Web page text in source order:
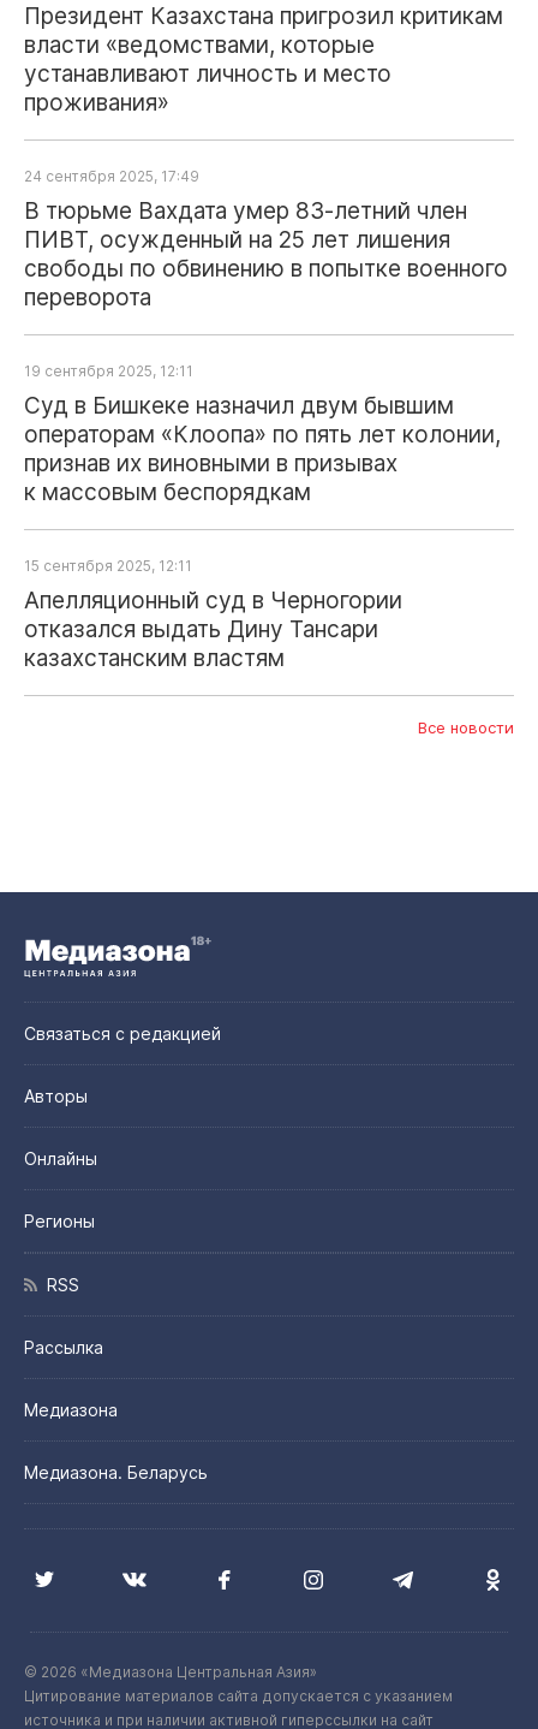
Президент Казахстана пригрозил критикам
власти «ведомствами, которые
устанавливают личность и место
проживания»
24 сентября 2025, 17:49
В тюрьме Вахдата умер 83‑летний член
ПИВТ, осужденный на 25 лет лишения
свободы по обвинению в попытке военного
переворота
19 сентября 2025, 12:11
Суд в Бишкеке назначил двум бывшим
операторам «Клоопа» по пять лет колонии,
признав их виновными в призывах
к массовым беспорядкам
15 сентября 2025, 12:11
Апелляционный суд в Черногории
отказался выдать Дину Тансари
казахстанским властям
Все новости
Связаться с редакцией
Авторы
Онлайны
Регионы
RSS
Рассылка
Медиазона
Медиазона. Беларусь
© 2026 «Медиазона Центральная Азия»
Цитирование материалов сайта допускается с указанием
источника и при наличии активной гиперссылки на сайт